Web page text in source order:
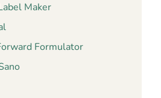
Maker
Formulator